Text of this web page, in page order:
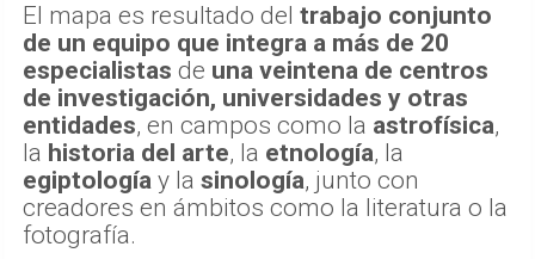
El mapa es resultado del trabajo conjunto
de un equipo que integra a más de 20
especialistas de una veintena de centros
de investigación, universidades y otras
entidades, en campos como la astrofísica,
la historia del arte, la etnología, la
egiptología y la sinología, junto con
creadores en ámbitos como la literatura o la
fotografía.